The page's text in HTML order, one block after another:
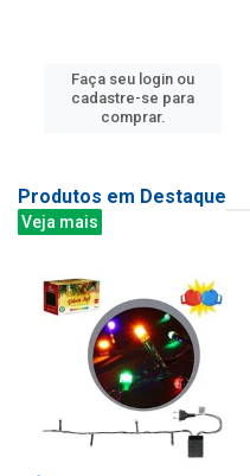
Faça seu login ou
cadastre-se para
comprar.
Produtos em Destaque
Veja mais